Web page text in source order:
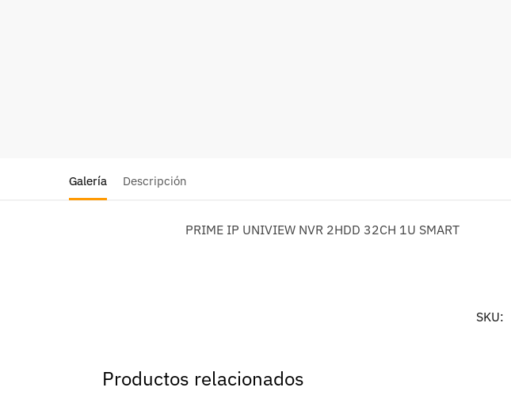
Galería Descripción
PRIME IP UNIVIEW NVR 2HDD 32CH 1U SMART
SKU:
Productos relacionados